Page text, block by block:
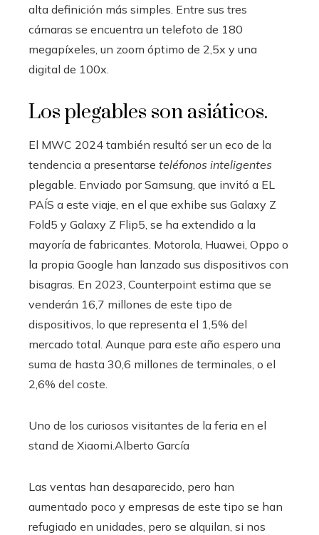
alta definición más simples. Entre sus tres
cámaras se encuentra un telefoto de 180
megapíxeles, un zoom óptimo de 2,5x y una
digital de 100x.
Los plegables son asiáticos.
El MWC 2024 también resultó ser un eco de la
tendencia a presentarse teléfonos inteligentes
plegable. Enviado por Samsung, que invitó a EL
PAÍS a este viaje, en el que exhibe sus Galaxy Z
Fold5 y Galaxy Z Flip5, se ha extendido a la
mayoría de fabricantes. Motorola, Huawei, Oppo o
la propia Google han lanzado sus dispositivos con
bisagras. En 2023, Counterpoint estima que se
venderán 16,7 millones de este tipo de
dispositivos, lo que representa el 1,5% del
mercado total. Aunque para este año espero una
suma de hasta 30,6 millones de terminales, o el
2,6% del coste.
Uno de los curiosos visitantes de la feria en el
stand de Xiaomi.Alberto García
Las ventas han desaparecido, pero han
aumentado poco y empresas de este tipo se han
refugiado en unidades, pero se alquilan, si nos